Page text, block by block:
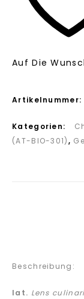
Auf Die
Artikelnummer:
Kategorien:
(AT-BIO-301),
Beschreibung:
lat. Lens